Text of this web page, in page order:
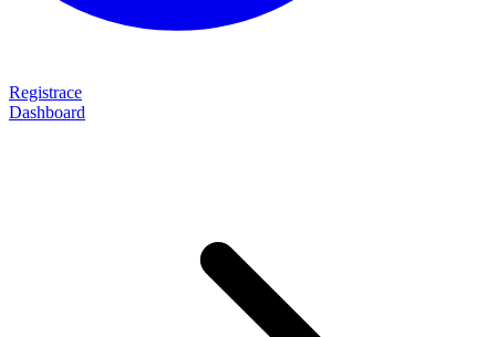
Registrace
Dashboard